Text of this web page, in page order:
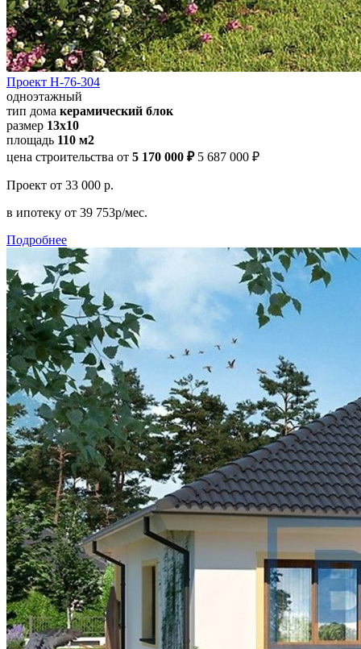
Проект Н-76-304
одноэтажный
тип дома керамический блок
размер 13x10
площадь 110 м2
цена строительства от 5 170 000 ₽ 5 687 000 ₽
Проект от 33 000 р.
в ипотеку от 39 753р/мес.
Подробнее